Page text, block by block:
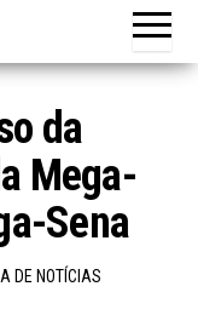
da
Mega-
Sena
DE NOTÍCIAS